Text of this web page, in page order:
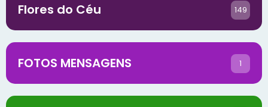
Flores do Céu 149
FOTOS MENSAGENS 1